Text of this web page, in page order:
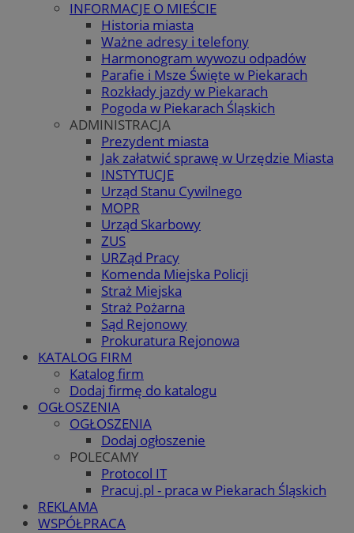
INFORMACJE O MIEŚCIE
Historia miasta
Ważne adresy i telefony
Harmonogram wywozu odpadów
Parafie i Msze Święte w Piekarach
Rozkłady jazdy w Piekarach
Pogoda w Piekarach Śląskich
ADMINISTRACJA
Prezydent miasta
Jak załatwić sprawę w Urzędzie Miasta
INSTYTUCJE
Urząd Stanu Cywilnego
MOPR
Urząd Skarbowy
ZUS
URZąd Pracy
Komenda Miejska Policji
Straż Miejska
Straż Pożarna
Sąd Rejonowy
Prokuratura Rejonowa
KATALOG FIRM
Katalog firm
Dodaj firmę do katalogu
OGŁOSZENIA
OGŁOSZENIA
Dodaj ogłoszenie
POLECAMY
Protocol IT
Pracuj.pl - praca w Piekarach Śląskich
REKLAMA
WSPÓŁPRACA